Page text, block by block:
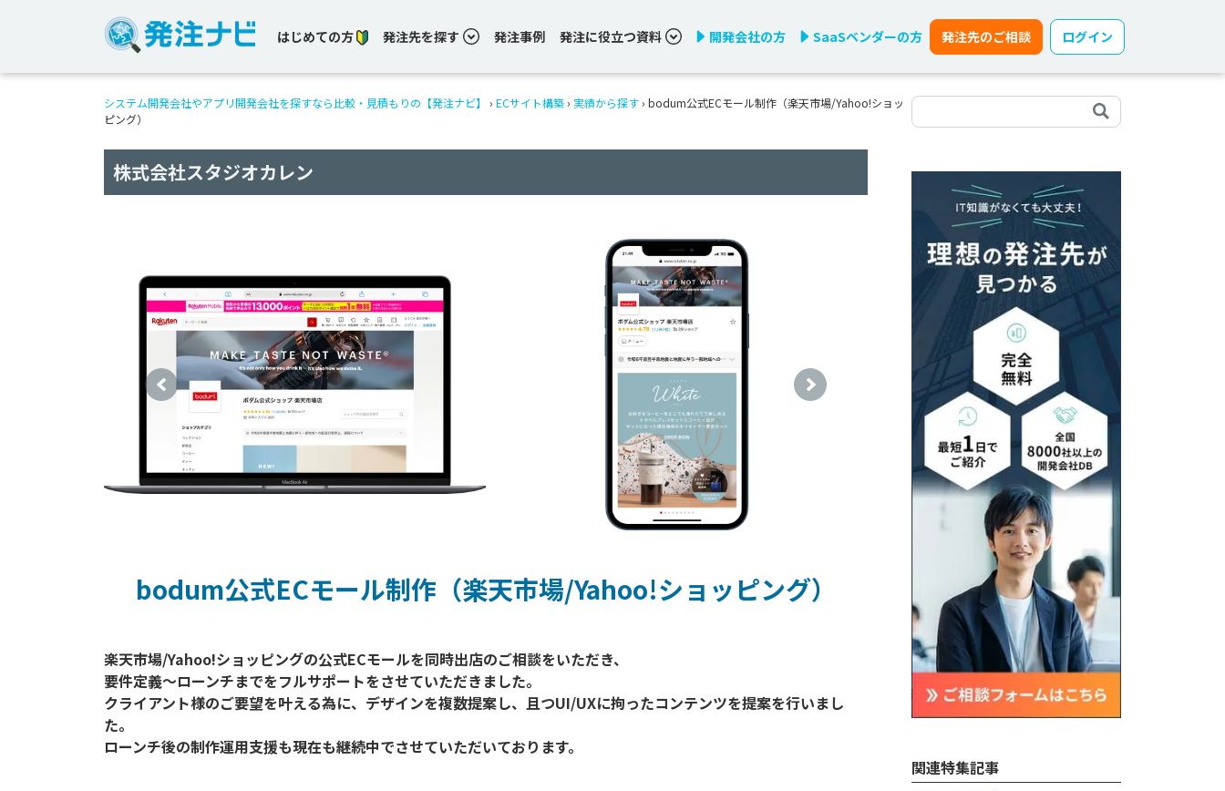
はじめての方 発注先を探す 発注事例 発注に役立つ資料 開発会社の方 SaaSベンダーの方 発注先のご相談 ログイン
システム開発会社やアプリ開発会社を探すなら比較・見積もりの【発注ナビ】 › ECサイト構築 › 実績から探す › bodum公式ECモール制作（楽天市場/Yahoo!ショッ
ピング）
株式会社スタジオカレン
bodum公式ECモール制作（楽天市場/Yahoo!ショッピング）
楽天市場/Yahoo!ショッピングの公式ECモールを同時出店のご相談をいただき、
要件定義〜ローンチまでをフルサポートをさせていただきました。
クライアント様のご要望を叶える為に、デザインを複数提案し、且つUI/UXに拘ったコンテンツを提案を行いまし
た。
関連特集記事